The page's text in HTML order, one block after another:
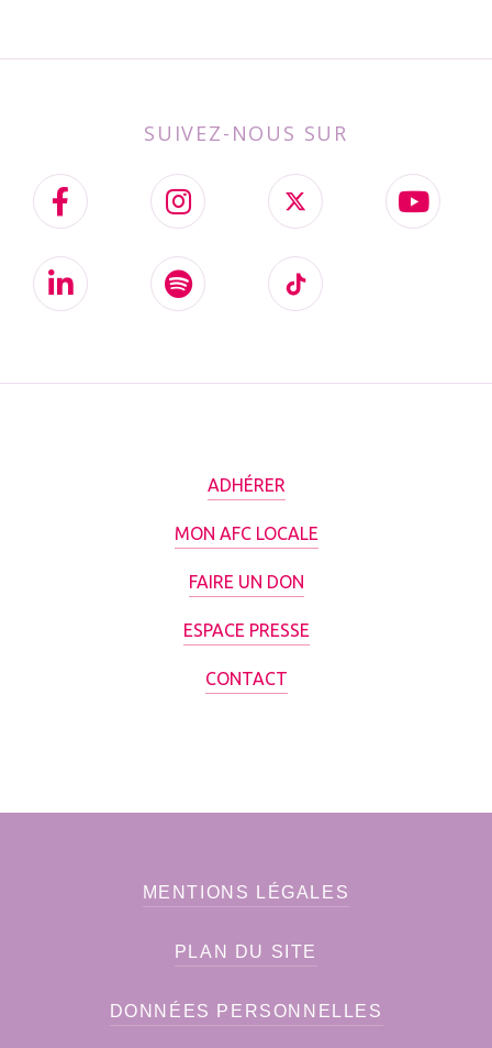
SUIVEZ-NOUS SUR
ADHÉRER
MON AFC LOCALE
FAIRE UN DON
ESPACE PRESSE
CONTACT
MENTIONS LÉGALES
PLAN DU SITE
DONNÉES PERSONNELLES